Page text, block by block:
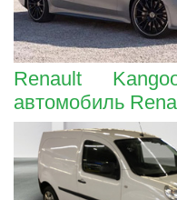
Renault
автомобиль